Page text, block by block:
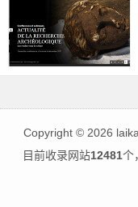
Copyright ©2026
目前收录网站12481个